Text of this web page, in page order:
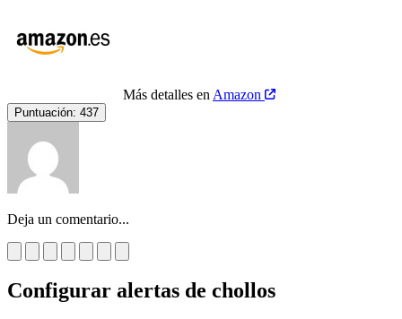
Más detalles en Amazon
Puntuación: 437
Deja un comentario...
Configurar alertas de chollos